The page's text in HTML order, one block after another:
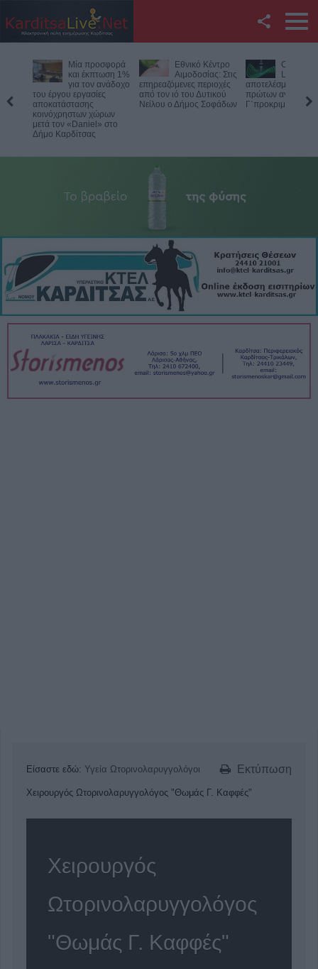
Twitter
YouTube
RSS
Επικοινωνία με το
Μία προσφορά
και έκπτωση 1%
για τον ανάδοχο
του έργου εργασίες
αποκατάστασης
κοινόχρηστων χώρων
μετά τον «Daniel» στο
Δήμο Καρδίτσας
Εθνικό Κέντρο
Αιμοδοσίας: Στις
επηρεαζόμενες περιοχές
από τον ιό του Δυτικού
Νείλου ο Δήμος Σοφάδων
League:
αποτελέσματα των
πρώτων αγώνων
Γ΄προκριματικού
Εκτύπωση
Είσαστε εδώ: Υγεία Ωτορινολαρυγγολόγοι
Χειρουργός Ωτορινολαρυγγολόγος "Θωμάς Γ. Καφφές"
Χειρουργός
Ωτορινολαρυγγολόγος
"Θωμάς Γ. Καφφές"